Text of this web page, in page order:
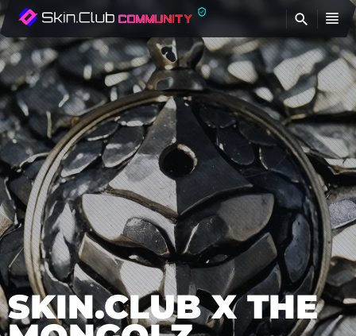
SKIN.CLUB X THE